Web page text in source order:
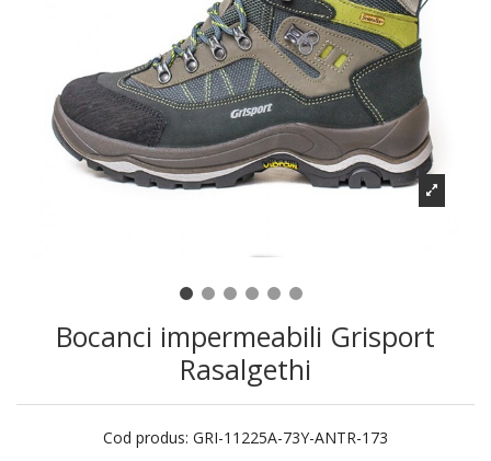
Bocanci impermeabili Grisport
Rasalgethi
Cod produs: GRI-11225A-73Y-ANTR-173